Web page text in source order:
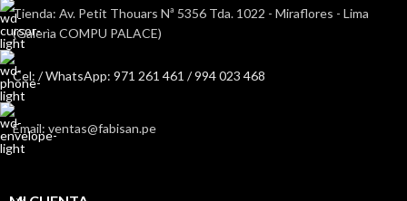
Tienda: Av. Petit Thouars Nª 5356 Tda. 1022 - Miraflores - Lima
(Galerìa COMPU PALACE)
Cel: / WhatsApp: 971 261 461 / 994 023 468
Email: ventas@fabisan.pe